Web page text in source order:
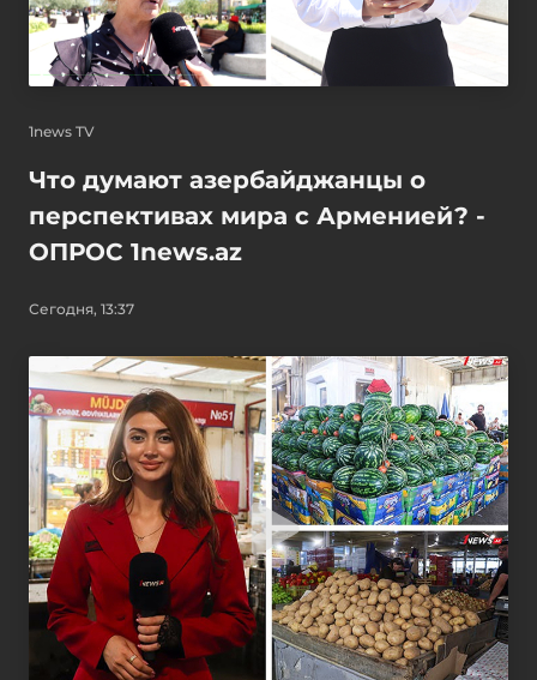
1news TV
Что думают азербайджанцы о
перспективах мира с Арменией? -
ОПРОС 1news.az
Сегодня, 13:37